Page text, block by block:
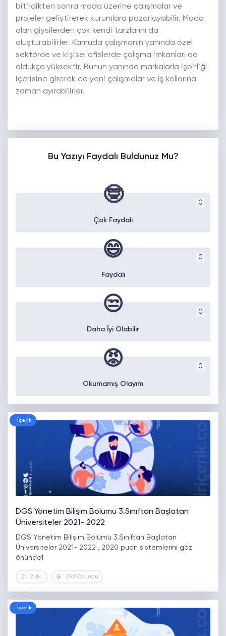
bitirdikten sonra moda üzerine çalışmalar ve
projeler geliştirerek kurumlara pazarlayabilir. Moda
olan giysilerden çok kendi tarzlarını da
oluşturabilirler. Kamuda çalışmanın yanında özel
sektörde ve kişisel ofislerde çalışma imkanları da
oldukça yüksektir. Bunun yanında markalarla işbirliği
içerisine girerek de yeni çalışmalar ve iş kollarına
zaman ayırabilirler.
Bu Yazıyı Faydalı Buldunuz Mu?
0
🤓
Çok Faydalı
0
😄
Faydalı
0
😒
Daha İyi Olabilir
0
😡
Okumamış Olayım
İçerik
DGS Yönetim Bilişim Bölümü 3.Sınıftan Başlatan
Üniversiteler 2021- 2022
DGS Yönetim Bilişim Bölümü 3.Sınıftan Başlatan
Üniversiteler 2021- 2022 , 2020 puan sistemlerini göz
önünde1
2 dk. 249 Okundu
İçerik